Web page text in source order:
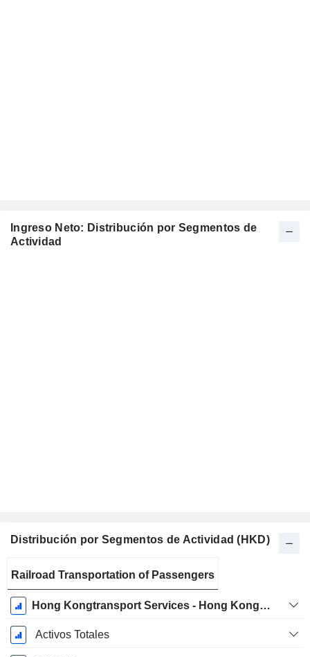
Ingreso Neto: Distribución por Segmentos de
Actividad
Distribución por Segmentos de Actividad (HKD)
fiscal:
Diciembre
Railroad Transportation of Passengers
Hong Kongtransport Services - Hong Kong Transport Operations
Activos Totales